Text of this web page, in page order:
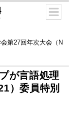
第27回年次大会（N
が言語処理
）委員特別